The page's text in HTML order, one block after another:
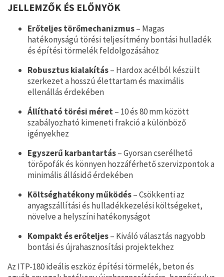
JELLEMZŐK ÉS ELŐNYÖK
Erőteljes törőmechanizmus– Magas
hatékonyságú törési teljesítmény bontási hulladék
és építési törmelék feldolgozásához
Robusztus kialakítás– Hardox acélból készült
szerkezet a hosszú élettartam és maximális
ellenállás érdekében
Állítható törési méret– 10 és 80 mm között
szabályozható kimeneti frakció a különböző
igényekhez
Egyszerű karbantartás– Gyorsan cserélhető
törőpofák és könnyen hozzáférhető szervizpontok a
minimális állásidő érdekében
Költséghatékony működés– Csökkenti az
anyagszállítási és hulladékkezelési költségeket,
növelve a helyszíni hatékonyságot
Kompakt és erőteljes– Kiváló választás nagyobb
bontási és újrahasznosítási projektekhez
Az ITP-180 ideális eszköz építési törmelék, beton és